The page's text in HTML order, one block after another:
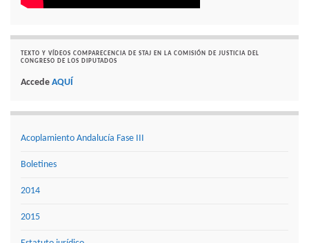
TEXTO Y VÍDEOS COMPARECENCIA DE STAJ EN LA COMISIÓN DE JUSTICIA DEL
CONGRESO DE LOS DIPUTADOS
Accede AQUÍ
Acoplamiento Andalucía Fase III
Boletines
2014
2015